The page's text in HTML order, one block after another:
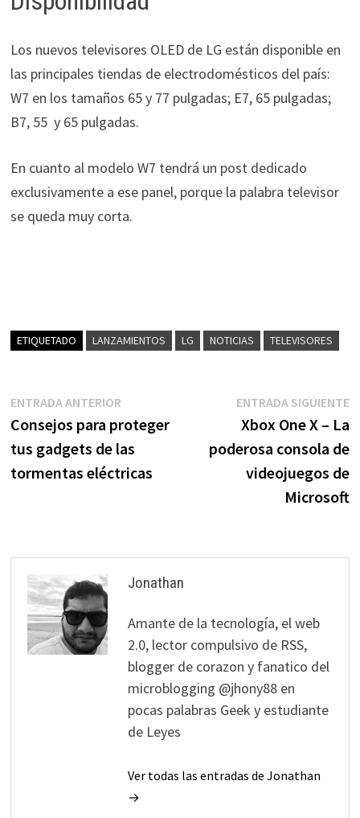
Los nuevos televisores OLED de LG están disponible en
las principales tiendas de electrodomésticos del país:
W7 en los tamaños 65 y 77 pulgadas; E7, 65 pulgadas;
B7, 55 y 65 pulgadas.
En cuanto al modelo W7 tendrá un post dedicado
exclusivamente a ese panel, porque la palabra televisor
se queda muy corta.
ETIQUETADO LANZAMIENTOS LG NOTICIAS TELEVISORES
Navegación
de
entradas
ENTRADA ANTERIOREntrada
anterior:
Consejos para proteger
tus gadgets de las
tormentas eléctricas
ENTRADA SIGUIENTE
Xbox One X – La
poderosa consola de
videojuegos de
Microsoft
Jonathan
Amante de la tecnología, el web
2.0, lector compulsivo de RSS,
blogger de corazon y fanatico del
microblogging @jhony88 en
pocas palabras Geek y estudiante
de Leyes
Ver todas las entradas de Jonathan
→